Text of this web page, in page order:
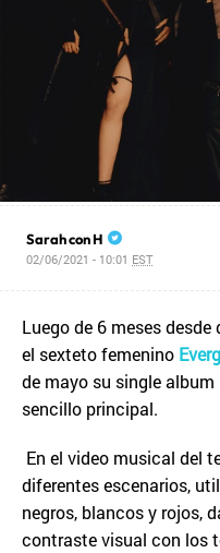
Sarah con H
02/06/2021 - 10:01 EST
Luego de 6 meses
el sexteto femenino
de mayo su single album
sencillo principal.
En el video musical del
diferentes escenarios,
negros, blancos y rojos,
contraste visual con los